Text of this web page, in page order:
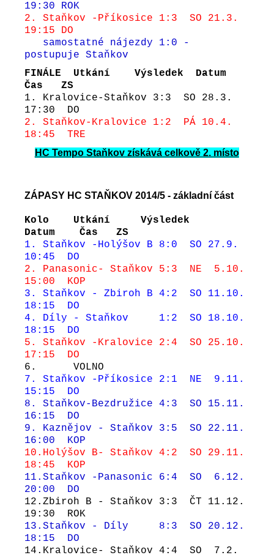
19:30 ROK
2. Staňkov -Příkosice 1:3 SO 21.3.
19:15 DO
samostatné nájezdy 1:0 -
postupuje Staňkov
FINÁLE Utkání Výsledek Datum
Čas ZS
1. Kralovice-Staňkov 3:3 SO 28.3.
17:30 DO
2. Staňkov-Kralovice 1:2 PÁ 10.4.
18:45 TRE
HC Tempo Staňkov získává celkově 2. místo
ZÁPASY HC STAŇKOV 2014/5 - základní část
Kolo Utkání Výsledek
Datum Čas ZS
1. Staňkov -Holýšov B 8:0 SO 27.9.
10:45 DO
2. Panasonic- Staňkov 5:3 NE 5.10.
15:00 KOP
3. Staňkov - Zbiroh B 4:2 SO 11.10.
18:15 DO
4. Díly - Staňkov 1:2 SO 18.10.
18:15 DO
5. Staňkov -Kralovice 2:4 SO 25.10.
17:15 DO
6. VOLNO
7. Staňkov -Příkosice 2:1 NE 9.11.
15:15 DO
8. Staňkov-Bezdružice 4:3 SO 15.11.
16:15 DO
9. Kaznějov - Staňkov 3:5 SO 22.11.
16:00 KOP
10.Holýšov B- Staňkov 4:2 SO 29.11.
18:45 KOP
11.Staňkov -Panasonic 6:4 SO 6.12.
20:00 DO
12.Zbiroh B - Staňkov 3:3 ČT 11.12.
19:30 ROK
13.Staňkov - Díly 8:3 SO 20.12.
18:15 DO
14.Kralovice- Staňkov 4:4 SO 7.2.